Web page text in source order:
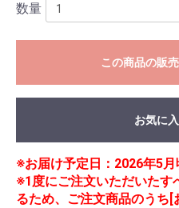
数量
この商品の販
お気に
※お届け予定日：2026年5月
※1度にご注文いただいたす
るため、ご注文商品のうち